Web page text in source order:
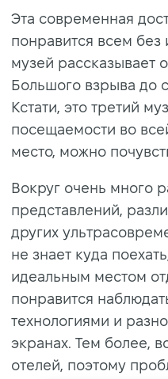
Эта современная
понравится всем без
музей рассказывает
Большого взрыва до
Кстати, это третий
посещаемости во
место, можно
Вокруг очень много
представлений,
других
не знает куда
идеальным местом
понравится
технологиями и
экранах. Тем более,
отелей, поэтому